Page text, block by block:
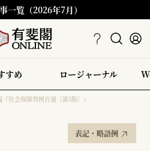
一覧（2026年7月）
すめ ロージャーナル
社会保障判例百選〔第5版〕』
表記・略語例